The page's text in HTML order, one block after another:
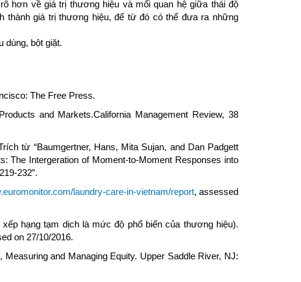
hơn về giá trị thương hiệu và mối quan hệ giữa thái độ
thành giá trị thương hiệu, để từ đó có thể đưa ra những
dùng, bột giặt.
The Free Press.
and Markets.California Management Review, 38
từ “Baumgertner, Hans, Mita Sujan, and Dan Padgett
The Intergeration of Moment-to-Moment Responses into
232”.
laundry-care-in-vietnam/report, assessed
hạng tạm dịch là mức độ phổ biến của thương hiệu).
on 27/10/2016.
and Managing Equity. Upper Saddle River, NJ: